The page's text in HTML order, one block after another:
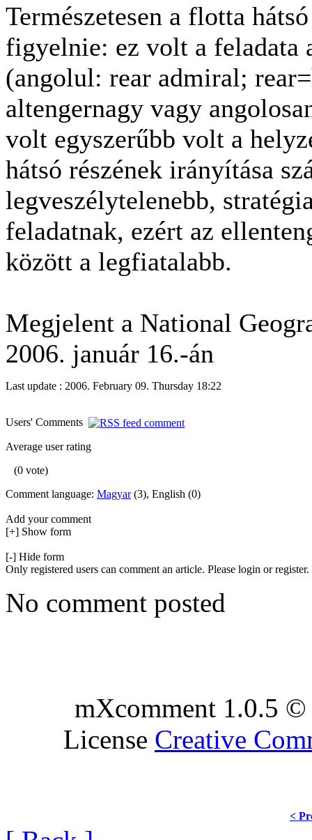
Természetesen a flotta
figyelnie: ez volt a feladata
(angolul: rear admiral;
altengernagy vagy
volt egyszerűbb volt a
hátsó részének irányítása
legveszélytelenebb,
feladatnak, ezért az
között a legfiatalabb.
Megjelent a National
2006. január 16.-án
Last update : 2006. February 09. Thursday 18:22
Users' Comments
Average user rating
(0 vote)
Comment language: Magyar(3), English (0)
Add your comment
[+] Show form
[-] Hide form
Only registered users can comment an article. Please login or register.
No comment posted
mXcomment 1.0.5
License Creative
<